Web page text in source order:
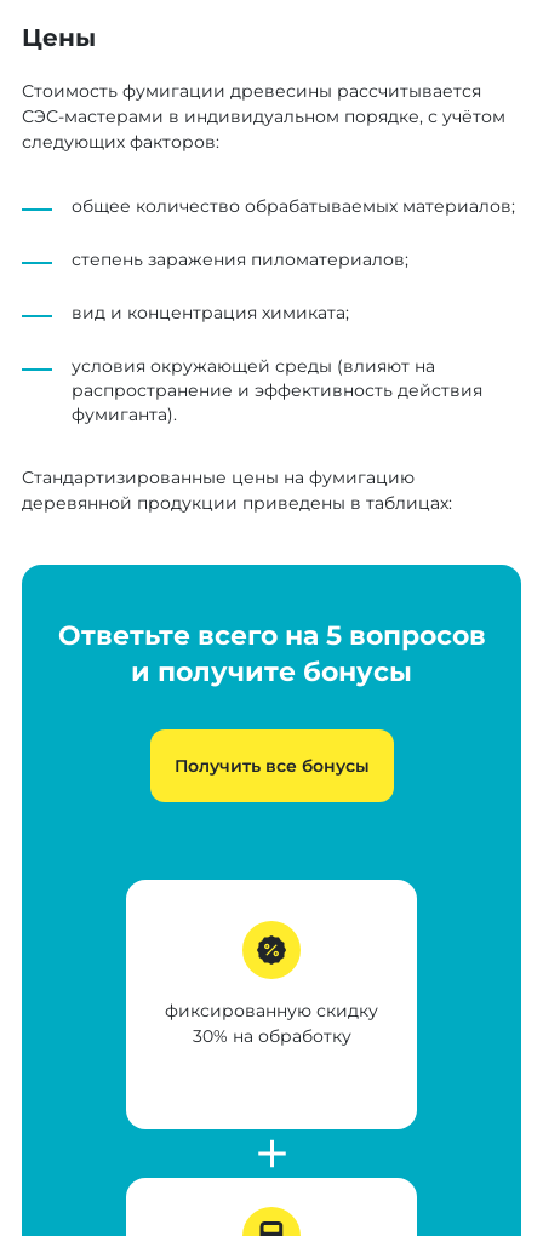
Цены
Стоимость фумигации древесины рассчитывается
СЭС-мастерами в индивидуальном порядке, с учётом
следующих факторов:
общее количество обрабатываемых материалов;
степень заражения пиломатериалов;
вид и концентрация химиката;
условия окружающей среды (влияют на
распространение и эффективность действия
фумиганта).
Стандартизированные цены на фумигацию
деревянной продукции приведены в таблицах:
Ответьте всего на 5 вопросов
и получите бонусы
Получить все бонусы
фиксированную скидку
30% на обработку